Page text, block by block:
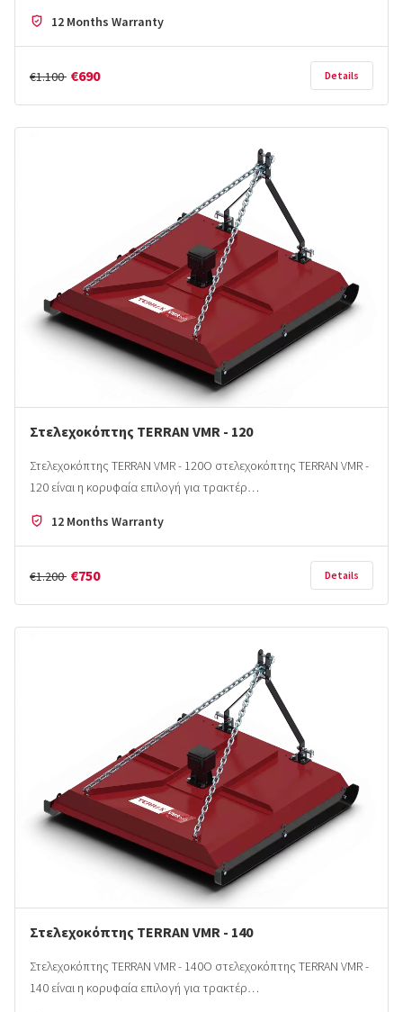
12 Months Warranty
€1.100 €690 Details
Στελεχοκόπτης TERRAN VMR - 120
Στελεχοκόπτης TERRAN VMR - 120Ο στελεχοκόπτης TERRAN VMR -
120 είναι η κορυφαία επιλογή για τρακτέρ…
12 Months Warranty
€1.200 €750 Details
Στελεχοκόπτης TERRAN VMR - 140
Στελεχοκόπτης TERRAN VMR - 140Ο στελεχοκόπτης TERRAN VMR -
140 είναι η κορυφαία επιλογή για τρακτέρ…